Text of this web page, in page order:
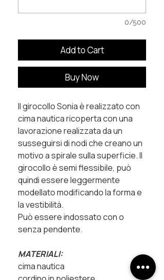
0/500
Add to Cart
Buy Now
Il girocollo Sonia è realizzato con
cima nautica ricoperta con una
lavorazione realizzata da un
susseguirsi di nodi che creano un
motivo a spirale sulla superficie. Il
girocollo è semi flessibile, può
quindi essere leggermente
modellato modificando la forma e
la vestibilità.
Può essere indossato con o
senza pendente.
MATERIALI:
cima nautica